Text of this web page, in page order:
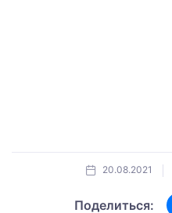
20.08.2021
Поделиться: